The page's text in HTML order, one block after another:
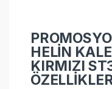
HELİN
KIRMIZI